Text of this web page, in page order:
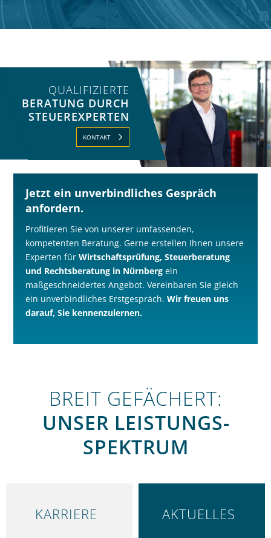
QUALIFIZIERTE
BERATUNG DURCH
STEUEREXPERTEN
KONTAKT
Jetzt ein unverbindliches Gespräch
anfordern.
Profitieren Sie von unserer umfassenden,
kompetenten Beratung. Gerne erstellen Ihnen unsere
Experten fürWirtschaftsprüfung, Steuerberatung
und Rechtsberatung in Nürnberg ein
maßgeschneidertes Angebot. Vereinbaren Sie gleich
ein unverbindliches Erstgespräch.Wir freuen uns
darauf, Sie kennenzulernen.
BREIT GEFÄCHERT:
UNSER LEISTUNGS­
SPEKTRUM
KARRIERE AKTUELLES